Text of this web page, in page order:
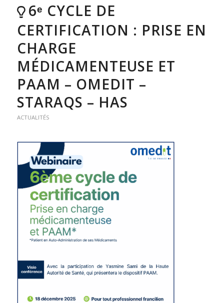
6ᵉ CYCLE DE
CERTIFICATION : PRISE EN
CHARGE
MÉDICAMENTEUSE ET
PAAM – OMEDIT –
STARAQS – HAS
ACTUALITÉS